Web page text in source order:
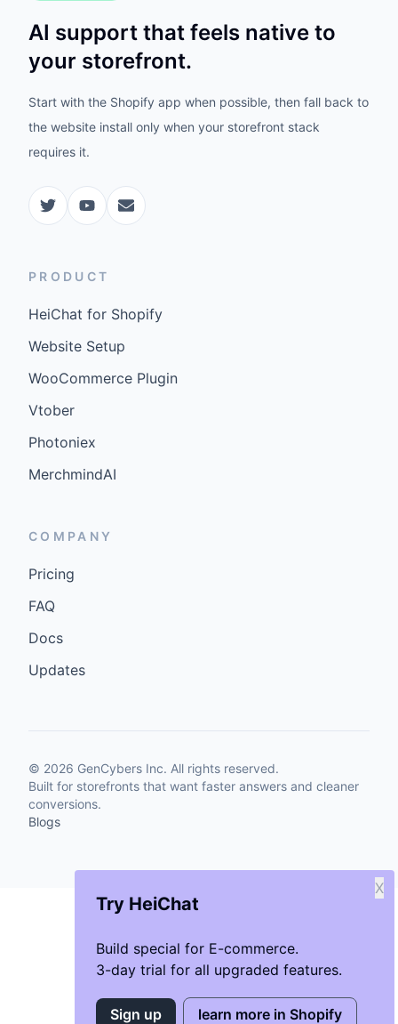
Try HeiChat
Build special for E-commerce.
3-day trial for all upgraded features.
X
Sign up learn more in Shopify
AI support that feels native to
your storefront.
Start with the Shopify app when possible, then fall back to
the website install only when your storefront stack
requires it.
PRODUCT
HeiChat for Shopify
Website Setup
WooCommerce Plugin
Vtober
Photoniex
MerchmindAI
COMPANY
Pricing
FAQ
Docs
Updates
© 2026 GenCybers Inc. All rights reserved.
Built for storefronts that want faster answers and cleaner
conversions.
Blogs